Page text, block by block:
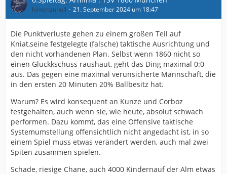
hintenzunull 21. September 2024 um 18:47
Die Punktverluste gehen zu einem großen Teil auf
Kniat,seine festgelegte (falsche) taktische Ausrichtung und
den nicht vorhandenen Plan. Selbst wenn 1860 nicht so
einen Glückkschuss raushaut, geht das Ding maximal 0:0
aus. Das gegen eine maximal verunsicherte Mannschaft, die
in den ersten 20 Minuten 20% Ballbesitz hat.
Warum? Es wird konsequent an Kunze und Corboz
festgehalten, auch wenn sie, wie heute, absolut schwach
performen. Dazu kommt, das eine Offensive taktische
Systemumstellung offensichtlich nicht angedacht ist, in so
einem Spiel muss etwas verändert werden, auch mal zwei
Spiten zusammen spielen.
Schade, riesige Chane, auch 4000 Kindernauf der Alm etwas